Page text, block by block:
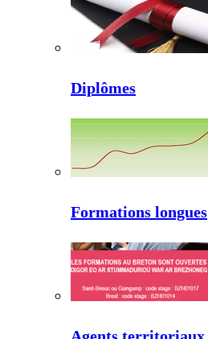
Diplômes
Formations longues